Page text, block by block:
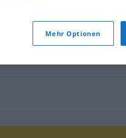
kleinbürgerlich,philisterhaft
Mehr Optionen